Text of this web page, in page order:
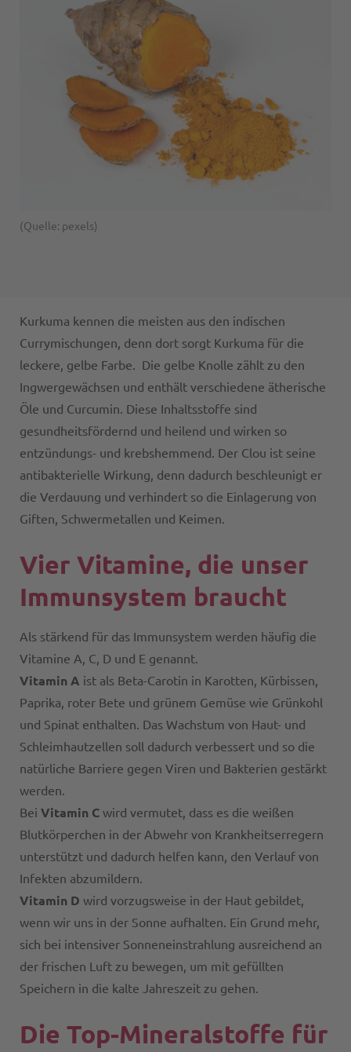
(Quelle: pexels)
Kurkuma kennen die meisten aus den indischen
Currymischungen, denn dort sorgt Kurkuma für die
leckere, gelbe Farbe. Die gelbe Knolle zählt zu den
Ingwergewächsen und enthält verschiedene ätherische
Öle und Curcumin. Diese Inhaltsstoffe sind
gesundheitsfördernd und heilend und wirken so
entzündungs- und krebshemmend. Der Clou ist seine
antibakterielle Wirkung, denn dadurch beschleunigt er
die Verdauung und verhindert so die Einlagerung von
Giften, Schwermetallen und Keimen.
Vier Vitamine, die unser
Immunsystem braucht
Als stärkend für das Immunsystem werden häufig die
Vitamine A, C, D und E genannt.
Vitamin A ist als Beta-Carotin in Karotten, Kürbissen,
Paprika, roter Bete und grünem Gemüse wie Grünkohl
und Spinat enthalten. Das Wachstum von Haut- und
Schleimhautzellen soll dadurch verbessert und so die
natürliche Barriere gegen Viren und Bakterien gestärkt
werden.
Bei Vitamin C wird vermutet, dass es die weißen
Blutkörperchen in der Abwehr von Krankheitserregern
unterstützt und dadurch helfen kann, den Verlauf von
Infekten abzumildern.
Vitamin D wird vorzugsweise in der Haut gebildet,
wenn wir uns in der Sonne aufhalten. Ein Grund mehr,
sich bei intensiver Sonneneinstrahlung ausreichend an
der frischen Luft zu bewegen, um mit gefüllten
Speichern in die kalte Jahreszeit zu gehen.
Die Top-Mineralstoffe für